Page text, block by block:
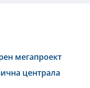
мегапроект
централа